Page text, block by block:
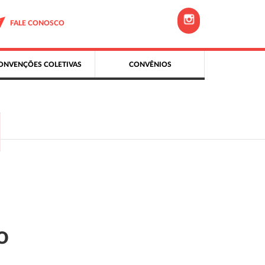
FALE CONOSCO
COLETIVAS CONVÊNIOS